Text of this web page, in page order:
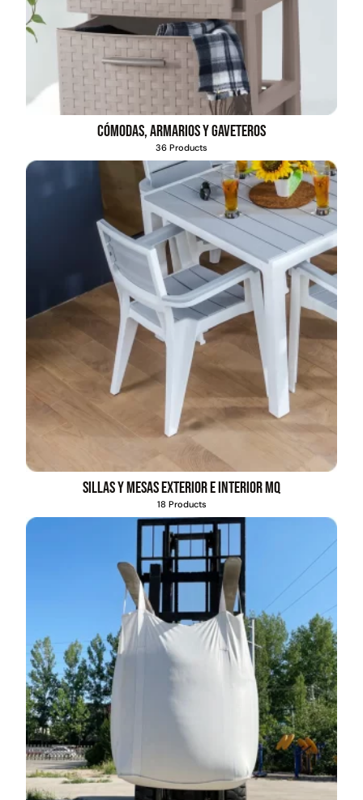
Cómodas, armarios y gaveteros
36 Products
Sillas y mesas exterior e interior MQ
18 Products
37%
Juego Modular 03
QplayGround
5.987.128
3.790.990
Agregar al carrito
Pasto sintético ornamental
Importado USA: Crown
densidad 35mm Rollo
4,57*30,48mts
$ 2.892.120
Leer más
30%
Transpaleta eléctrica carga
2.842.858
1.990.000
Agregar al carrito
Apilador manual carga
$1.470.788
Leer más
38%